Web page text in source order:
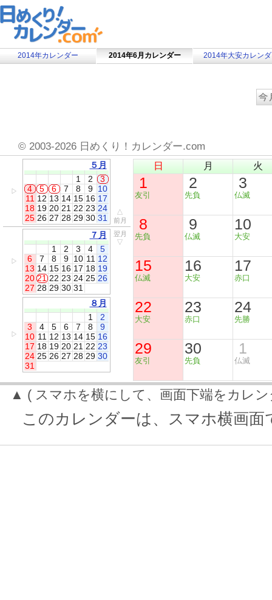
2014年カレンダー 2014年6月カレンダー 2014年大安カレン
© 2003-2026 日めくり！カレンダー.com
▷
５月
1
2
3
4
5 6 7 8 9 10
11 12 13 14 15 16 17
18 19 20 21 22 23 24
25 26 27 28 29 30 31
△
前月
▷
７月
1
2 3 4
5
6
7 8 9 10 11 12
13 14 15 16 17 18 19
20 21 22 23 24 25 26
27 28 29 30 31
翌月
▽
▷
８月
1
2
3
4 5 6 7 8
9
10 11 12 13 14 15 16
17 18 19 20 21 22 23
24 25 26 27 28 29 30
31
日 月 火
1
友引
2
先負
3
仏滅
8
先負
9
仏滅
10
大安
15
仏滅
16
大安
17
赤口
22
大安
23
赤口
24
先勝
29
友引
30
先負
1
仏滅
▲ ( スマホを横にして、画面下端をカレ
このカレンダーは、スマホ横画面